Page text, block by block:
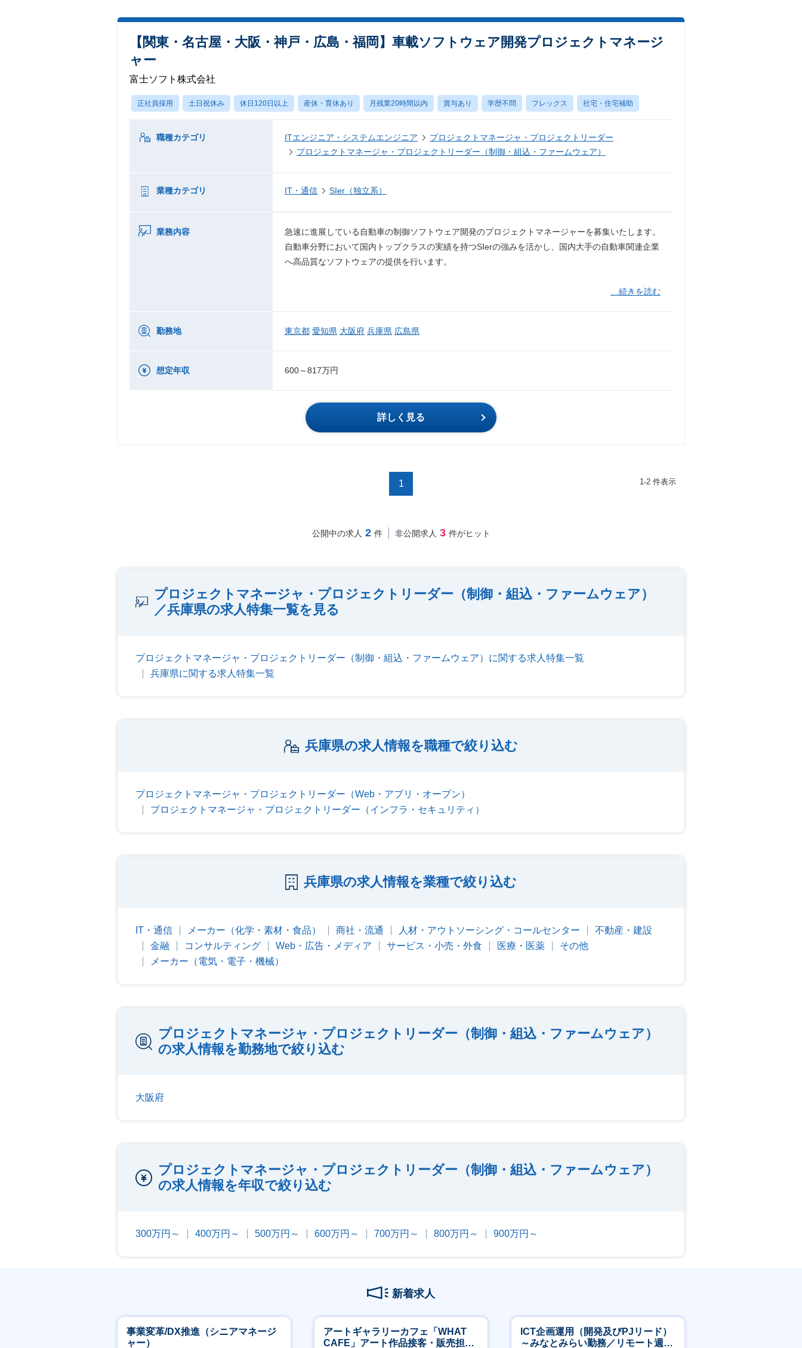
【関東・名古屋・大阪・神戸・広島・福岡】車載ソフトウェア開発プロジェクトマネージ
ャー
富士ソフト株式会社
正社員採用 土日祝休み 休日120日以上 産休・育休あり 月残業20時間以内 賞与あり 学歴不問 フレックス 社宅・住宅補助
職種カテゴリ ITエンジニア・システムエンジニア
プロジェクトマネージャ・プロジェクトリーダー
プロジェクトマネージャ・プロジェクトリーダー（制御・組込・ファームウェア）
業種カテゴリ IT・通信 SIer（独立系）
業務内容
急速に進展している自動車の制御ソフトウェア開発のプロジェクトマネージャーを募集いたします。
自動車分野において国内トップクラスの実績を持つSIerの強みを活かし、国内大手の自動車関連企業
へ高品質なソフトウェアの提供を行います。
…続きを読む
勤務地 東京都 愛知県 大阪府 兵庫県 広島県
想定年収 600～817万円
詳しく見る
1 1-2 件表示
公開中の求人 2 件 非公開求人 3 件がヒット
プロジェクトマネージャ・プロジェクトリーダー（制御・組込・ファームウェア）
／兵庫県の求人特集一覧を見る
プロジェクトマネージャ・プロジェクトリーダー（制御・組込・ファームウェア）に関する求人特集一覧
兵庫県に関する求人特集一覧
兵庫県の求人情報を職種で絞り込む
プロジェクトマネージャ・プロジェクトリーダー（Web・アプリ・オープン）
プロジェクトマネージャ・プロジェクトリーダー（インフラ・セキュリティ）
兵庫県の求人情報を業種で絞り込む
IT・通信 メーカー（化学・素材・食品） 商社・流通 人材・アウトソーシング・コールセンター
不動産・建設
金融
コンサルティング Web・広告・メディア サービス・小売・外食 医療・医薬
その他
メーカー（電気・電子・機械）
プロジェクトマネージャ・プロジェクトリーダー（制御・組込・ファームウェア）
の求人情報を勤務地で絞り込む
大阪府
プロジェクトマネージャ・プロジェクトリーダー（制御・組込・ファームウェア）
の求人情報を年収で絞り込む
300万円～ 400万円～ 500万円～ 600万円～ 700万円～ 800万円～ 900万円～
新着求人
事業変革/DX推進（シニアマネージ
ャー）
アートギャラリーカフェ「WHAT
CAFE」アート作品接客・販売担当
ICT企画運用（開発及びPJリード）
～みなとみらい勤務／リモート週